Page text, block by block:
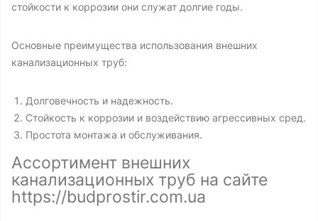
стойкости к коррозии они служат долгие годы.
Основные преимущества использования внешних
канализационных труб:
Долговечность и надежность.
Стойкость к коррозии и воздействию агрессивных сред.
Простота монтажа и обслуживания.
Ассортимент внешних
канализационных труб на сайте
https://budprostir.com.ua